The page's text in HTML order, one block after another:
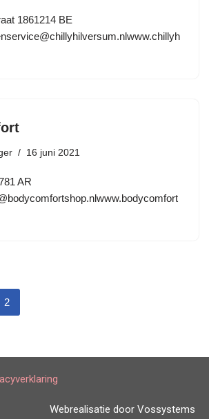
1861214 BE
16 juni 2021
AR
2
Webrealisatie door Vossystems